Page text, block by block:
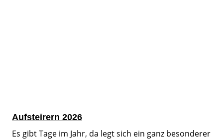
Aufsteirern 2026
Es gibt Tage im Jahr, da legt sich ein ganz besonderer